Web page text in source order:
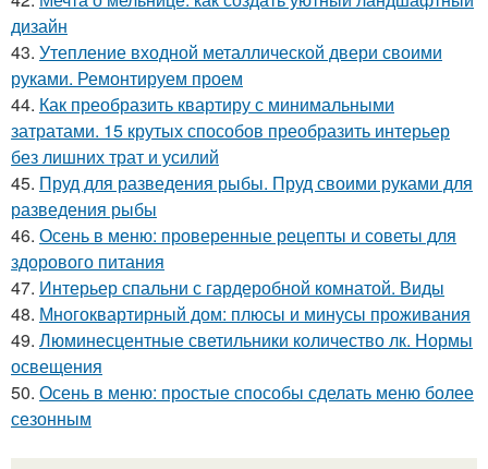
дизайн
43. Утепление входной металлической двери своими
руками. Ремонтируем проем
44. Как преобразить квартиру с минимальными
затратами. 15 крутых способов преобразить интерьер
без лишних трат и усилий
45. Пруд для разведения рыбы. Пруд своими руками для
разведения рыбы
46. Осень в меню: проверенные рецепты и советы для
здорового питания
47. Интерьер спальни с гардеробной комнатой. Виды
48. Многоквартирный дом: плюсы и минусы проживания
49. Люминесцентные светильники количество лк. Нормы
освещения
50. Осень в меню: простые способы сделать меню более
сезонным